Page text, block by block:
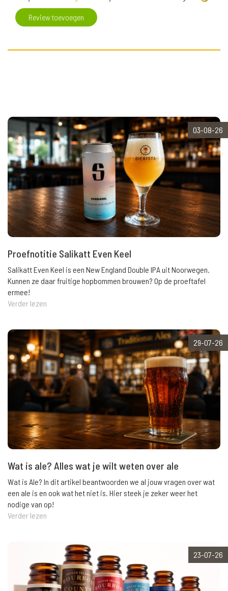
Review toevoegen
03-08-26
Proefnotitie Salikatt Even Keel
Salikatt Even Keel is een New England Double IPA uit Noorwegen.
Kunnen ze daar fruitige hopbommen brouwen? Op de proeftafel
ermee!
Verder lezen
29-07-26
Wat is ale? Alles wat je wilt weten over ale
Wat is Ale? In dit artikel beantwoorden we al jouw vragen over wat
een ale is en ook wat het niet is. Hier steek je zeker weer het
nodige van op!
Verder lezen
23-07-26